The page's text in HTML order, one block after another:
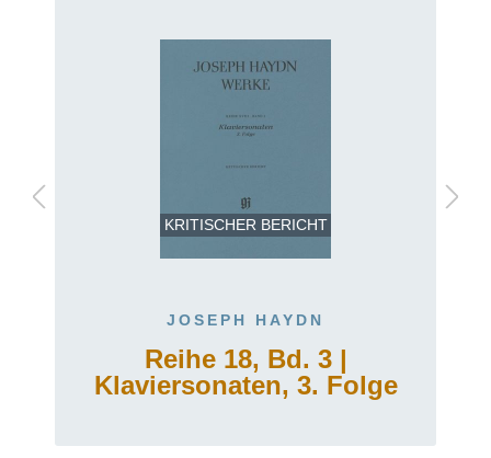
KRITISCHER BERICHT
JOSEPH HAYDN
Reihe 18, Bd. 3 |
Klaviersonaten, 3. Folge